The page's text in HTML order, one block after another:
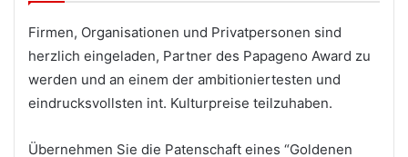
Firmen, Organisationen und Privatpersonen sind
herzlich eingeladen, Partner des Papageno Award zu
werden und an einem der ambitioniertesten und
eindrucksvollsten int. Kulturpreise teilzuhaben.
Übernehmen Sie die Patenschaft eines “Goldenen